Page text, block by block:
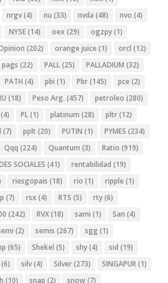
nrgv(4) nu (33) nvda (48) nvo (4)
NYSE(14) oex (29) ogzpy(1)
(202) orange juice (1) orcl (12)
pags (22) PALL(25) PALLADIUM (32)
PATH (4) pbi (1) Pbr(145) pce (2)
(18) Peso Arg. (457) petroleo (280)
(4) PL(1) platinum (28) pltr(12)
(7) pplt (20) PUTIN (1) PYMES (234)
Qqq (224) Quantum (3) Ratio (919)
SOCIALES (41) rentabilidad (19)
riesgopais (18) rio (1) ripple (1)
(7) rsx (4) RTS (5) rty(6)
(242) RVX(18) sami (1) San (4)
(2) semis (267) sgg (1)
(65) Shekel (5) shy(4) sid (19)
(6) silv(4) Silver(273) SINGAPUR(1)
(10) snap (2) snow(7)